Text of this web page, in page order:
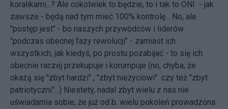
koralikami...? Ale cokolwiek to będzie, to i tak to ONI - jak
zawsze - będą nad tym mieć 100% kontrolę... No, ale
"postęp jest" - bo naszych przywódców i liderów
"podczas obecnej fazy rewolucji" - zamiast ich
wszystkich, jak kiedyś, po prostu pozabijać - to się ich
obecnie raczej przekupuje i korumpuje (no, chyba, że
okażą się "zbyt hardzi" , "zbyt nieżyciowi" czy też "zbyt
patriotyczni"...) Niestety, nadal zbyt wielu z nas nie
uświadamia sobie, że już od b. wielu pokoleń prowadzona